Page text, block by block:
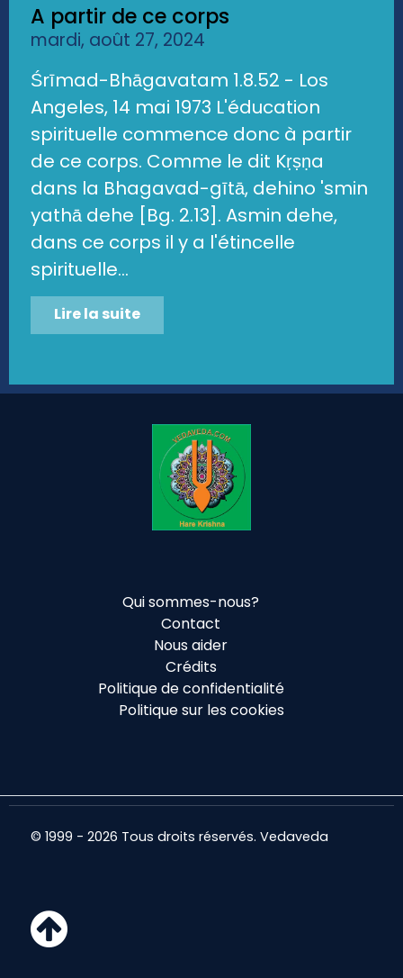
A partir de ce corps
mardi, août 27, 2024
Śrīmad-Bhāgavatam 1.8.52 - Los
Angeles, 14 mai 1973 L'éducation
spirituelle commence donc à partir
de ce corps. Comme le dit Kṛṣṇa
dans la Bhagavad-gītā, dehino 'smin
yathā dehe [Bg. 2.13]. Asmin dehe,
dans ce corps il y a l'étincelle
spirituelle...
Lire la suite
Qui sommes-nous?
Contact
Nous aider
Crédits
Politique de confidentialité
Politique sur les cookies
© 1999 - 2026 Tous droits réservés. Vedaveda